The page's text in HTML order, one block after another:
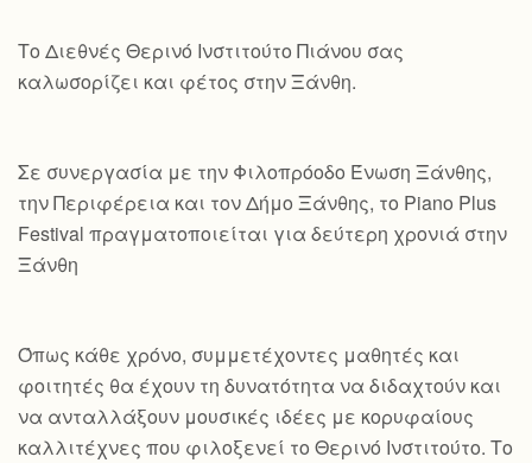
Το Διεθνές Θερινό Ινστιτούτο Πιάνου σας
καλωσορίζει και φέτος στην Ξάνθη.
Σε συνεργασία με την Φιλοπρόοδο Ένωση Ξάνθης,
την Περιφέρεια και τον Δήμο Ξάνθης, το Piano Plus
Festival πραγματοποιείται για δεύτερη χρονιά στην
Ξάνθη
Όπως κάθε χρόνο, συμμετέχοντες μαθητές και
φοιτητές θα έχουν τη δυνατότητα να διδαχτούν και
να ανταλλάξουν μουσικές ιδέες με κορυφαίους
καλλιτέχνες που φιλοξενεί το Θερινό Ινστιτούτο. Το